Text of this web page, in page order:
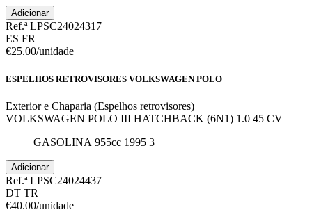
Adicionar
Ref.ª LPSC24024317
ES FR
€25.00/unidade
ESPELHOS RETROVISORES VOLKSWAGEN POLO
Exterior e Chaparia (Espelhos retrovisores)
VOLKSWAGEN POLO III HATCHBACK (6N1) 1.0 45 CV
GASOLINA 955cc 1995 3
Adicionar
Ref.ª LPSC24024437
DT TR
€40.00/unidade